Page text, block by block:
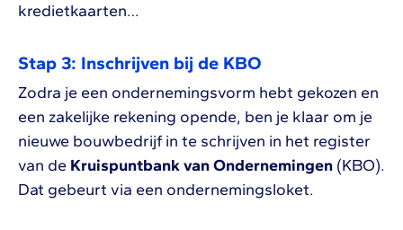
kredietkaarten…
Stap 3: Inschrijven bij de KBO
Zodra je een ondernemingsvorm hebt gekozen en
een zakelijke rekening opende, ben je klaar om je
nieuwe bouwbedrijf in te schrijven in het register
van de Kruispuntbank van Ondernemingen (KBO).
Dat gebeurt via een ondernemingsloket.